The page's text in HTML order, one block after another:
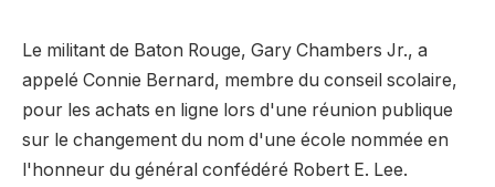
Le militant de Baton Rouge, Gary Chambers Jr., a
appelé Connie Bernard, membre du conseil scolaire,
pour les achats en ligne lors d'une réunion publique
sur le changement du nom d'une école nommée en
l'honneur du général confédéré Robert E. Lee.